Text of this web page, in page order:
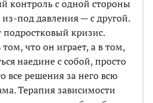
контроль с одной стороны
под давления — с другой.
подростковый кризис.
что он играет, а в том,
наедине с собой, просто
все решения за него всю
Терапия зависимости